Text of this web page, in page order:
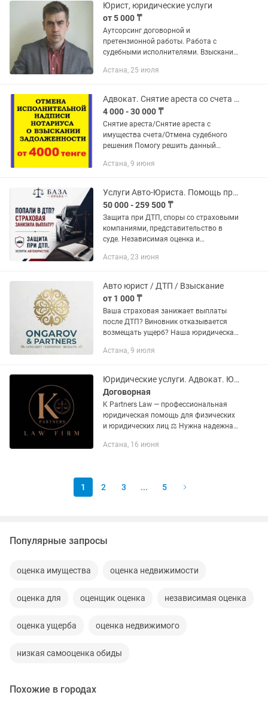
Юрист, юридические услуги
от 5 000 ₸
Аутсорсинг договорной и
претензионной работы. Работа с
судебными исполнителями. Взыскание
договорам, актам сверки, в пользу
том числе...
Астана, 25 июля
Адвокат. Снятие ареста со счета с зарплаты. Арест шешу.
4 000 - 30 000 ₸
Снятие ареста/Снятие ареста с
имущества счета/Отмена судебного
решения Помогу решить данный
исполнительной надписи нотариуса,
арбитражного...
Астана, 9 июня
Услуги Авто-Юриста. Помощь при ДТП
50 000 - 259 500 ₸
Защита при ДТП, споры со страховыми
компаниями, представительство в
суде. Независимая оценка и
занижения страховой выплаты.
ущерба...
Астана, 23 июня
Авто юрист / ДТП / Взыскание
от 1 000 ₸
Ваша страховая занижает выплаты
после ДТП? Виновник отказывается
возмещать ущерб? Наша юридическая
ваших финансовых интересов. Мы
Астана, 9 июля
Юридические услуги. Адвокат. Юрист.
Договорная
K Partners Law — профессиональная
юридическая помощь для физических
и юридических лиц ⚖️ Нужна надежная
предоставляем полный спектр
Астана, 16 июня
1 2 3 ... 5
Популярные запросы
оценка имущества оценка недвижимости
оценка для оценщик оценка независимая оценка
оценка ущерба оценка недвижимого
низкая самооценка обиды
Похожие в городах